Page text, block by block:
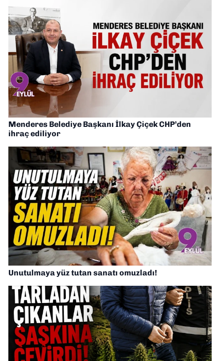
Menderes Belediye Başkanı İlkay Çiçek CHP’den
ihraç ediliyor
Unutulmaya yüz tutan sanatı omuzladı!